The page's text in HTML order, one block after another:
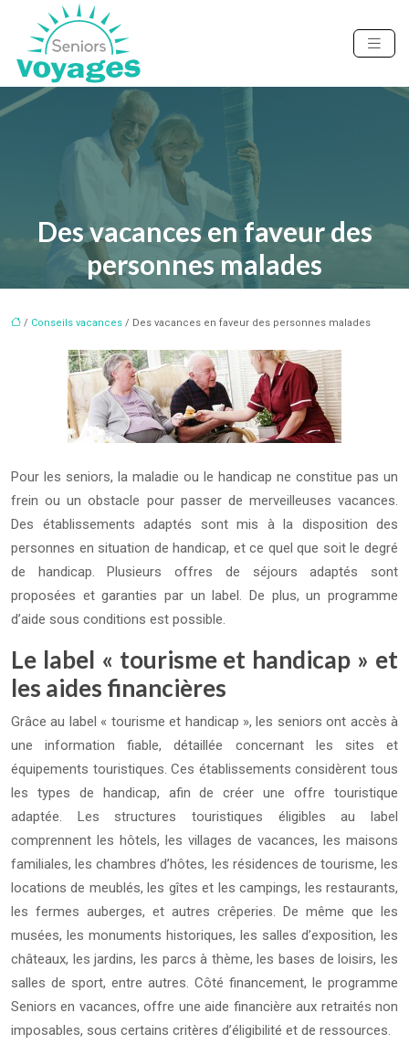
Des vacances en faveur des
personnes malades
/ Conseils vacances / Des vacances en faveur des personnes malades
Pour les seniors, la maladie ou le handicap ne constitue pas un
frein ou un obstacle pour passer de merveilleuses vacances.
Des établissements adaptés sont mis à la disposition des
personnes en situation de handicap, et ce quel que soit le degré
de handicap. Plusieurs offres de séjours adaptés sont
proposées et garanties par un label. De plus, un programme
d’aide sous conditions est possible.
Le label « tourisme et handicap » et
les aides financières
Grâce au label « tourisme et handicap », les seniors ont accès à
une information fiable, détaillée concernant les sites et
équipements touristiques. Ces établissements considèrent tous
les types de handicap, afin de créer une offre touristique
adaptée. Les structures touristiques éligibles au label
comprennent les hôtels, les villages de vacances, les maisons
familiales, les chambres d’hôtes, les résidences de tourisme, les
locations de meublés, les gîtes et les campings, les restaurants,
les fermes auberges, et autres crêperies. De même que les
musées, les monuments historiques, les salles d’exposition, les
châteaux, les jardins, les parcs à thème, les bases de loisirs, les
salles de sport, entre autres. Côté financement, le programme
Seniors en vacances, offre une aide financière aux retraités non
imposables, sous certains critères d’éligibilité et de ressources.